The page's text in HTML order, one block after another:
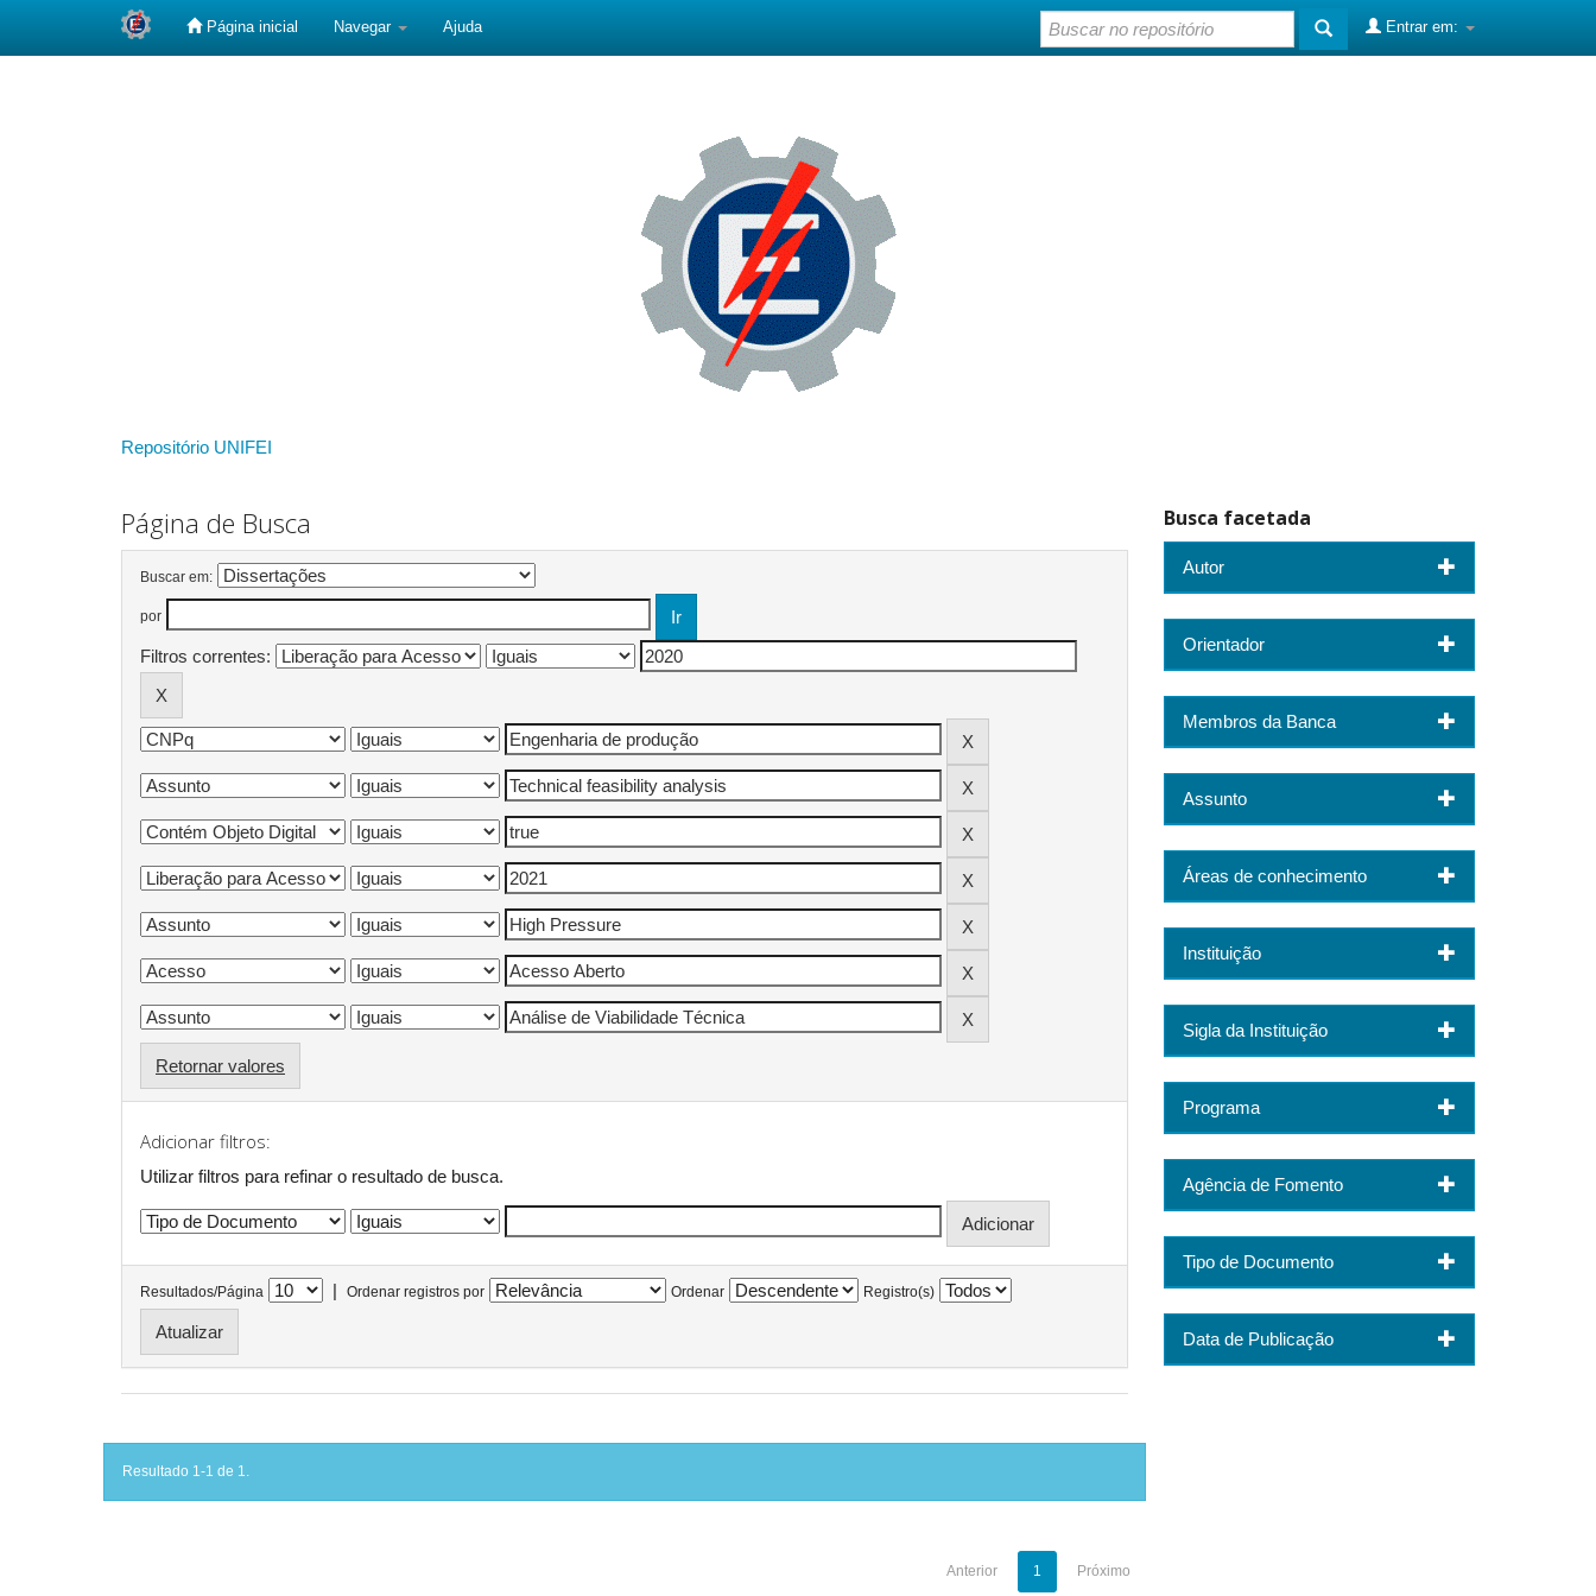
Página inicial Navegar Ajuda Entrar em:
Repositório UNIFEI
Página de Busca
Buscar em:
por
Filtros correntes:
Retornar valores
Adicionar filtros:
Utilizar filtros para refinar o resultado de busca.
Resultados/Página | Ordenar registros por Ordenar Registro(s)
Resultado 1-1 de 1.
Anterior 1 Próximo
Busca facetada
Autor
Orientador
Membros da Banca
Assunto
Áreas de conhecimento
Instituição
Sigla da Instituição
Programa
Agência de Fomento
Tipo de Documento
Data de Publicação